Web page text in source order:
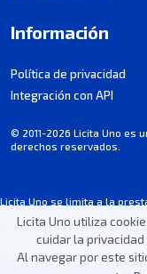
Licita Uno utiliza
cuidar la
Al navegar por este
Licita Uno se limita a la
datos de licitaciones, no
Alguna información puede
siempre el aviso de cada
Información
Política de privacidad
Integración con API
© 2011-2026 Licita Uno es
derechos reservados.